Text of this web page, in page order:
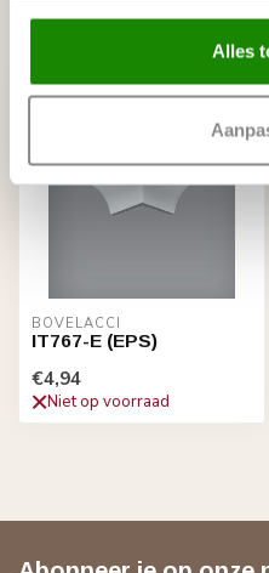
Alles
BOVELACCI
IT767-E (EPS)
€4,94
Niet op voorraad